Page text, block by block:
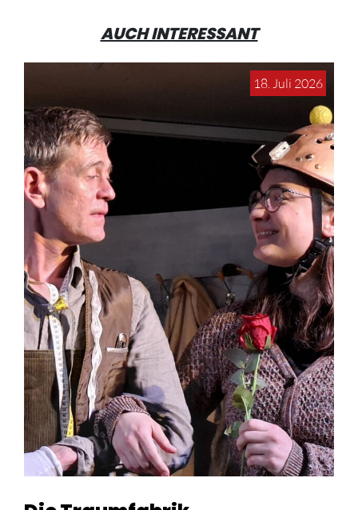
AUCH INTERESSANT
18. Juli 2026